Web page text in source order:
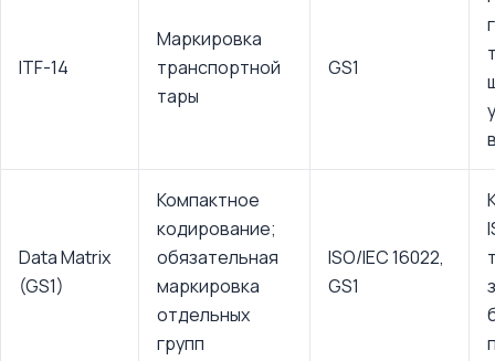
ITF-14
Маркировка
транспортной
тары
GS1
Data Matrix
(GS1)
Компактное
кодирование;
обязательная
маркировка
отдельных
групп
ISO/IEC 16022,
GS1